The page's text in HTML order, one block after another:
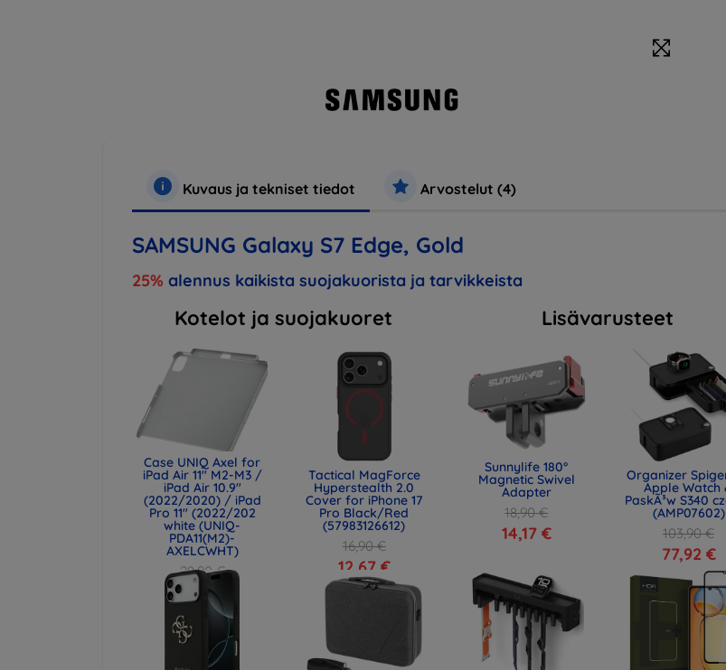
Kuvaus ja tekniset tiedot Arvostelut (4)
SAMSUNG Galaxy S7 Edge, Gold
25% alennus kaikista suojakuorista ja tarvikkeista
Kotelot ja suojakuoret
Case UNIQ Axel for
iPad Air 11" M2-M3 /
iPad Air 10.9"
(2022/2020) / iPad
Pro 11" (2022/202
white (UNIQ-
PDA11(M2)-
AXELCWHT)
28,90 €
21,68 €
Tactical MagForce
Hyperstealth 2.0
Cover for iPhone 17
Pro Black/Red
(57983126612)
16,90 €
12,67 €
Lisävarusteet
Sunnylife 180°
Magnetic Swivel
Adapter
18,90 €
14,17 €
Organizer
Apple Watch
PaskÃ³w S340
(AMP07602)
103,90 €
77,92 €